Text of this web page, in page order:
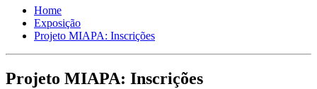
Home
Exposição
Projeto MIAPA: Inscrições
Projeto MIAPA: Inscrições